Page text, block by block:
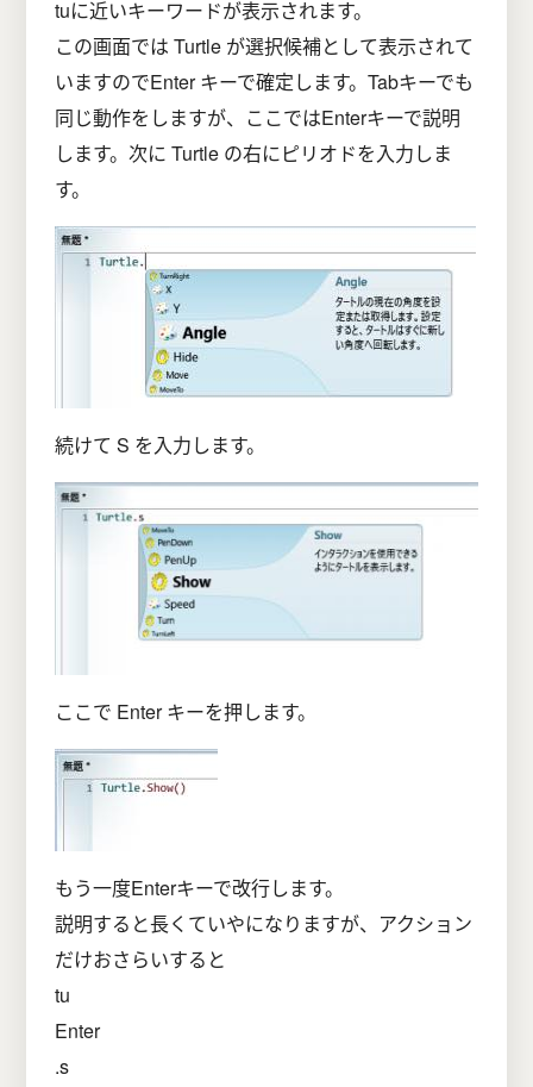
tuに近いキーワードが表示されます。
この画面では Turtle が選択候補として表示されて
いますのでEnter キーで確定します。Tabキーでも
同じ動作をしますが、ここではEnterキーで説明
します。次に Turtle の右にピリオドを入力しま
す。
続けて S を入力します。
ここで Enter キーを押します。
もう一度Enterキーで改行します。
説明すると長くていやになりますが、アクション
だけおさらいすると
tu
Enter
.s